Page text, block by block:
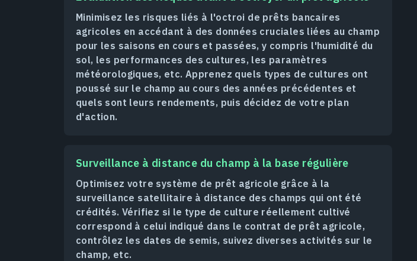
Minimisez les risques liés à l'octroi de prêts bancaires
agricoles en accédant à des données cruciales liées au champ
pour les saisons en cours et passées, y compris l'humidité du
sol, les performances des cultures, les paramètres
météorologiques, etc. Apprenez quels types de cultures ont
poussé sur le champ au cours des années précédentes et
quels sont leurs rendements, puis décidez de votre plan
d'action.
Surveillance à distance du champ à la base régulière
Optimisez votre système de prêt agricole grâce à la
surveillance satellitaire à distance des champs qui ont été
crédités. Vérifiez si le type de culture réellement cultivé
correspond à celui indiqué dans le contrat de prêt agricole,
contrôlez les dates de semis, suivez diverses activités sur le
champ, etc.